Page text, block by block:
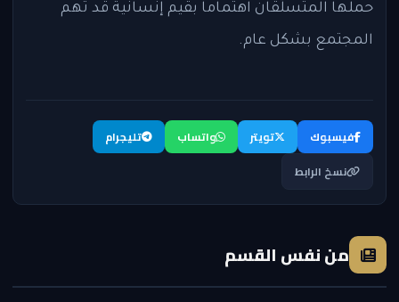
حملها المتسلّقان اهتماماً بقيم إنسانية قد تهم
المجتمع بشكل عام.
فيسبوك تويتر واتساب
تليجرام
نسخ الرابط
من نفس القسم